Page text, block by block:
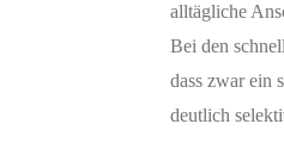
alltägliche
Bei den
dass zwar ein
deutlich